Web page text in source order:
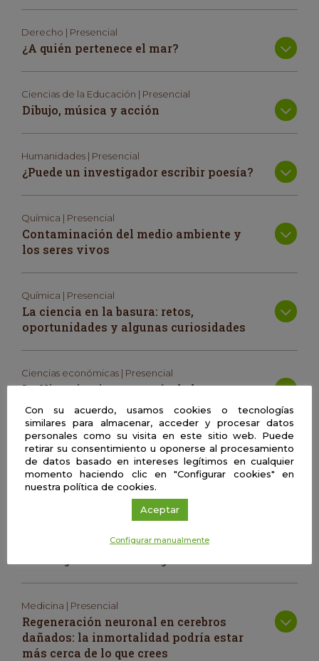
Derecho | Presencial
¿A quién pertenece el mar?
Ciencias de la Educación | Presencial
Dibujo, música y acción
Humanidades | Presencial
¿Puede un investigador escribir poesía?
Química | Presencial
Contaminación del medio ambiente y
los seres vivos
Química | Presencial
La ciencia en la basura: retos,
oportunidades y algunas curiosidades
Ciencias económicas | Presencial
La Historia vista a través de la
contabilidad y viceversa
Biología | Presencial
Medicina personalizada y nuevas
tecnologías: ¿qué es? ¿existe ya?
Comenzando la carrera como
Medicina | Presencial
Regeneración neuronal en cerebros
dañados: la inmortalidad podría estar
más cerca de lo que crees
Con su acuerdo, usamos cookies o tecnologías
similares para almacenar, acceder y procesar datos
personales como su visita en este sitio web. Puede
retirar su consentimiento u oponerse al procesamiento
de datos basado en intereses legítimos en cualquier
momento haciendo clic en "Configurar cookies" en
nuestra política de cookies.
Aceptar
Configurar manualmente